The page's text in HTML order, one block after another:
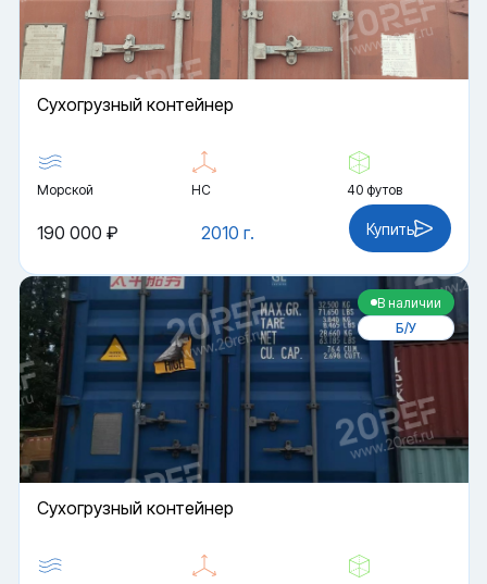
Cухогрузный контейнер
Морской HC 40 футов
2010 г.
190 000 ₽ Купить
В наличии
Б/У
Cухогрузный контейнер